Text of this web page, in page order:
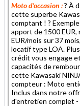
Moto d'occasion :? À
cette superbe
comptant ! ?
apport de 1500
EUR/mois sur 37
locatif type LOA.
crédit vous engage
capacités de
cette Kawasaki
compteur : Moto
Inclus dans notre
d'entretien complet -